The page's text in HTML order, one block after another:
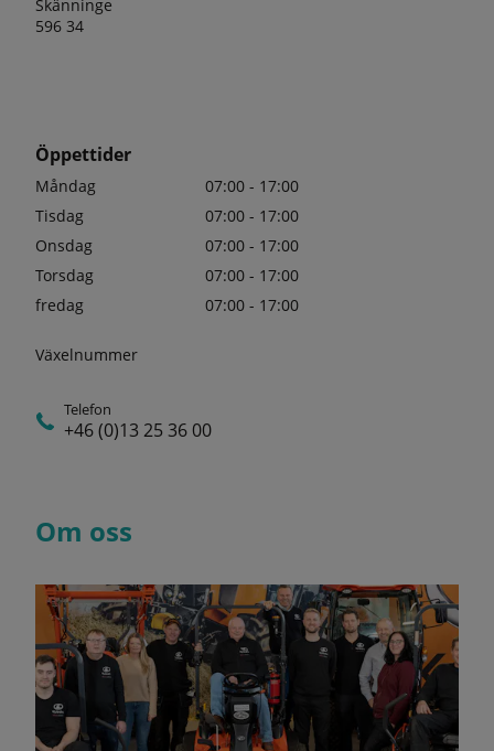
Skänninge
596 34
Öppettider
Måndag
07:00 - 17:00
Tisdag
07:00 - 17:00
Onsdag
07:00 - 17:00
Torsdag
07:00 - 17:00
fredag
07:00 - 17:00
Växelnummer
Telefon
+46 (0)13 25 36 00
Om oss